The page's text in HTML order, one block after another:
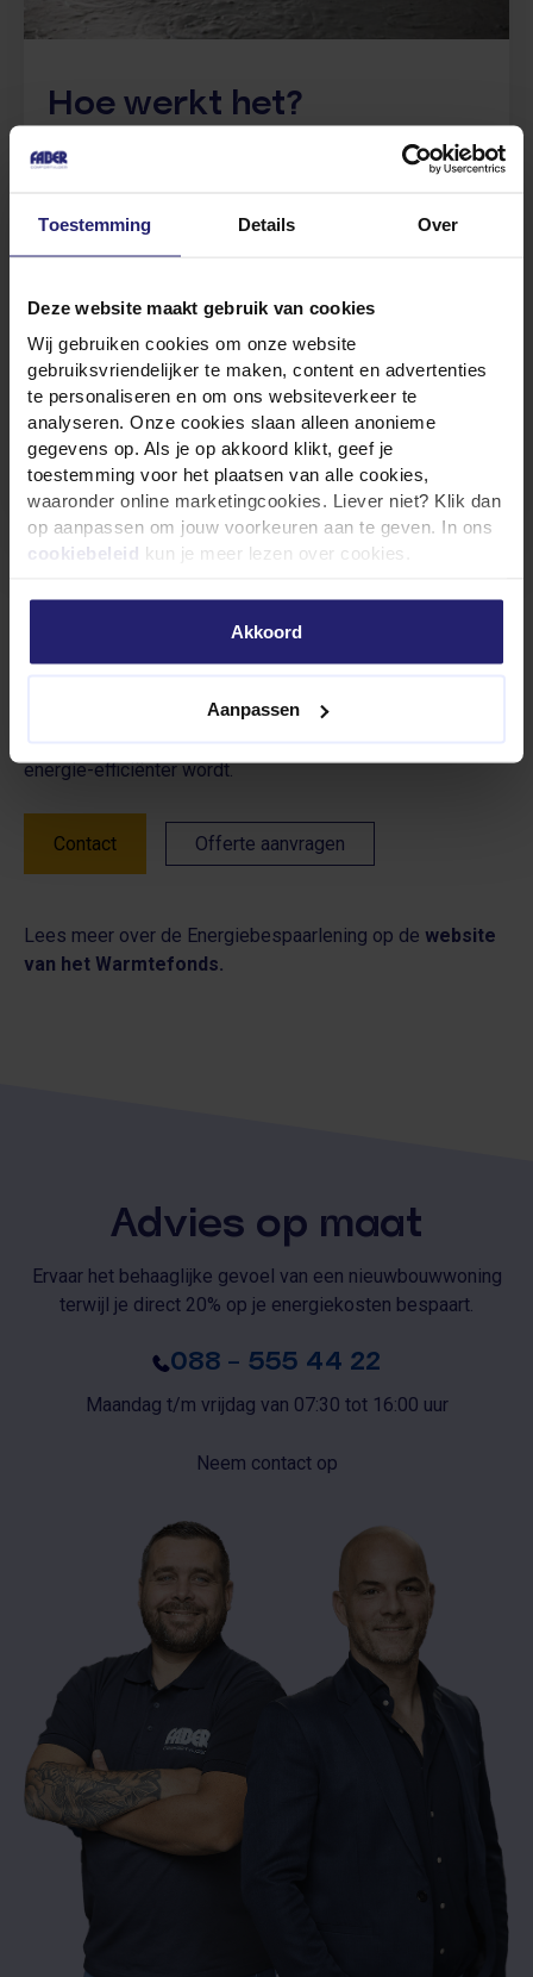
Toestemming Details Over
Deze website maakt gebruik van cookies
Wij gebruiken cookies om onze website
gebruiksvriendelijker te maken, content en advertenties
te personaliseren en om ons websiteverkeer te
analyseren. Onze cookies slaan alleen anonieme
gegevens op. Als je op akkoord klikt, geef je
toestemming voor het plaatsen van alle cookies,
waaronder online marketingcookies. Liever niet? Klik dan
op aanpassen om jouw voorkeuren aan te geven. In ons
cookiebeleid kun je meer lezen over cookies.
Akkoord
Aanpassen
Hoe werkt het?
Kies je vloer: selecteer de juiste vloeroplossing
en behoeften.
Aanvraag lening: bezoek de
te vragen. Hier vind je alle informatie over de
voorwaarden en het aanvraagproces.
Installatie: laat de vloer door Faber Comfortvloer
professioneel installeren en geniet van een
comfortabel en energiezuinig huis.
Meer informatie
met ons team of vraag direct een vrijblijvende offerte aan.
energie-efficiënter wordt.
Contact Offerte aanvragen
Lees meer over de Energiebespaarlening op de website
van het Warmtefonds.
Advies op maat
Ervaar het behaaglijke gevoel van een nieuwbouwwoning
terwijl je direct 20% op je energiekosten bespaart.
088 – 555 44 22
Maandag t/m vrijdag van 07:30 tot 16:00 uur
Neem contact op